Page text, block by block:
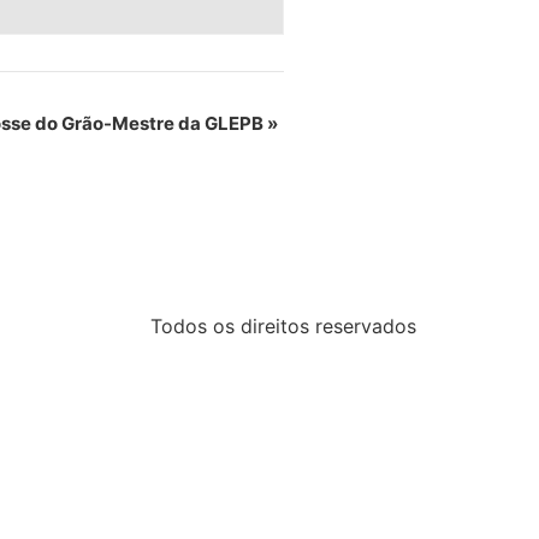
do Grão-Mestre da GLEPB »
Todos os direitos reservados